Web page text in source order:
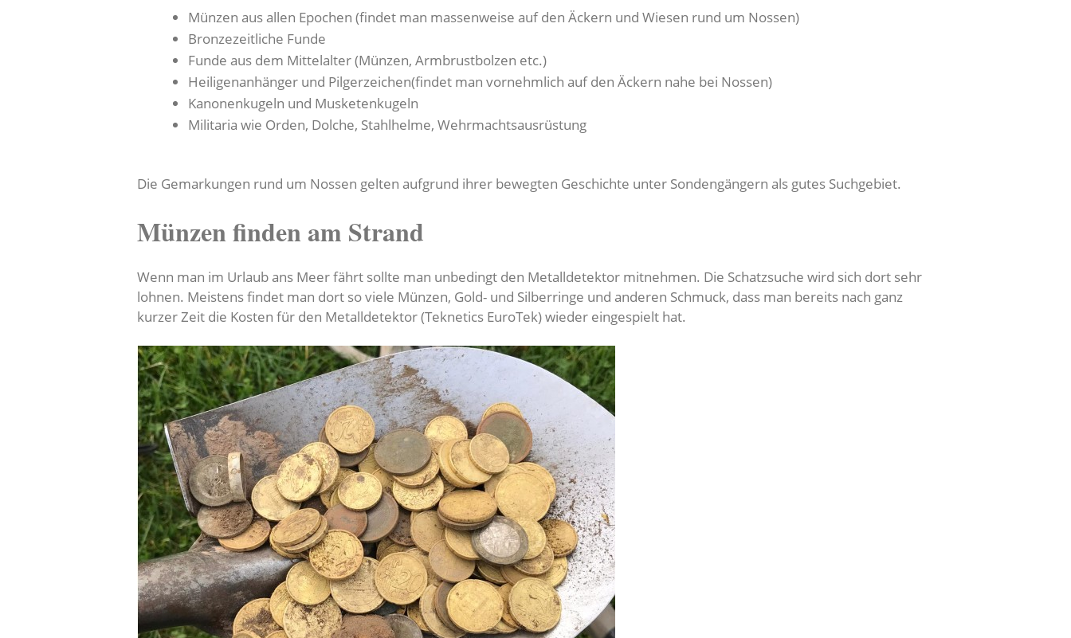
Münzen aus allen Epochen (findet man massenweise auf den Äckern und Wiesen rund um Nossen)
Bronzezeitliche Funde
Funde aus dem Mittelalter (Münzen, Armbrustbolzen etc.)
Heiligenanhänger und Pilgerzeichen(findet man vornehmlich auf den Äckern nahe bei Nossen)
Kanonenkugeln und Musketenkugeln
Militaria wie Orden, Dolche, Stahlhelme, Wehrmachtsausrüstung
Die Gemarkungen rund um Nossen gelten aufgrund ihrer bewegten Geschichte unter Sondengängern als gutes Suchgebiet.
Münzen finden am Strand
Wenn man im Urlaub ans Meer fährt sollte man unbedingt den Metalldetektor mitnehmen. Die Schatzsuche wird sich dort sehr
lohnen. Meistens findet man dort so viele Münzen, Gold- und Silberringe und anderen Schmuck, dass man bereits nach ganz
kurzer Zeit die Kosten für den Metalldetektor (Teknetics EuroTek) wieder eingespielt hat.